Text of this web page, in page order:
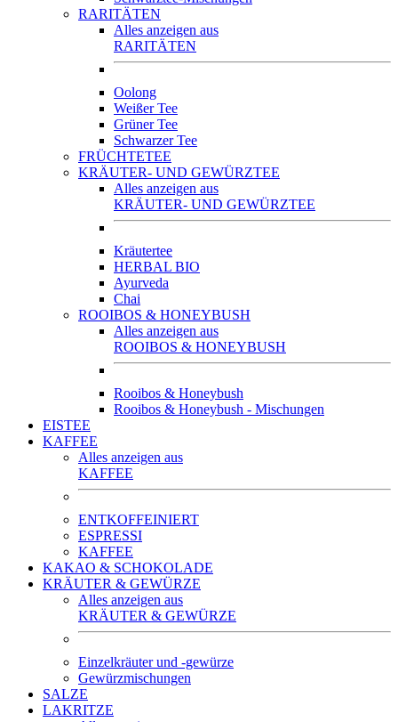
RARITÄTEN
Alles anzeigen aus
RARITÄTEN
Oolong
Weißer Tee
Grüner Tee
Schwarzer Tee
FRÜCHTETEE
KRÄUTER- UND GEWÜRZTEE
Alles anzeigen aus
KRÄUTER- UND GEWÜRZTEE
Kräutertee
HERBAL BIO
Ayurveda
Chai
ROOIBOS & HONEYBUSH
Alles anzeigen aus
ROOIBOS & HONEYBUSH
Rooibos & Honeybush
Rooibos & Honeybush - Mischungen
EISTEE
KAFFEE
Alles anzeigen aus
KAFFEE
ENTKOFFEINIERT
ESPRESSI
KAFFEE
KAKAO & SCHOKOLADE
KRÄUTER & GEWÜRZE
Alles anzeigen aus
KRÄUTER & GEWÜRZE
Einzelkräuter und -gewürze
Gewürzmischungen
SALZE
LAKRITZE